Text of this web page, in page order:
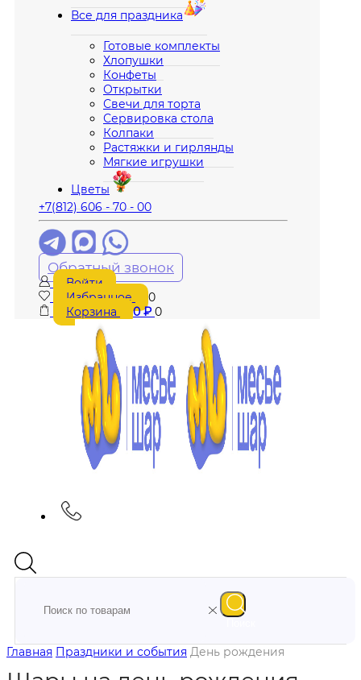
Все для праздника
Готовые комплекты
Хлопушки
Конфеты
Открытки
Свечи для торта
Сервировка стола
Колпаки
Растяжки и гирлянды
Мягкие игрушки
Цветы
+7(812) 606 - 70 - 00
Обратный звонок
Войти
Избранное
0
Корзина
0₽ 0
Главная Праздники и события День рождения